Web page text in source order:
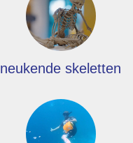
neukende skeletten